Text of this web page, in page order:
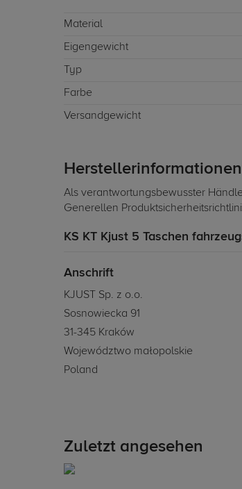
Material
Eigengewicht
Typ
Farbe
Versandgewicht
Als verantwortungsbewusster
Generellen
KS KT Kjust 5 Taschen
Anschrift
KJUST Sp. z o.o.
Sosnowiecka 91
31-345 Kraków
Województwo małopolskie
Poland
Zuletzt angesehen